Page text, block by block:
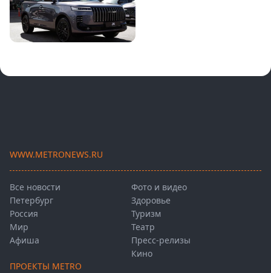
WWW.METRONEWS.RU
Все новости
Петербург
Россия
Мир
Афиша
Фото и видео
Здоровье
Туризм
Театр
Пресс-релизы
Кино
ПРОЕКТЫ METRO